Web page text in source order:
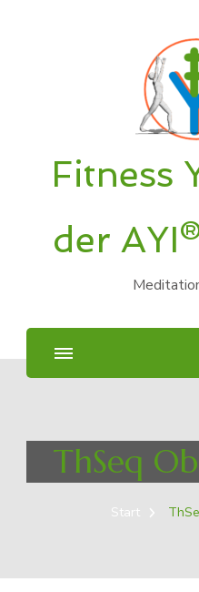
Fitness
der
ThSeq
Start